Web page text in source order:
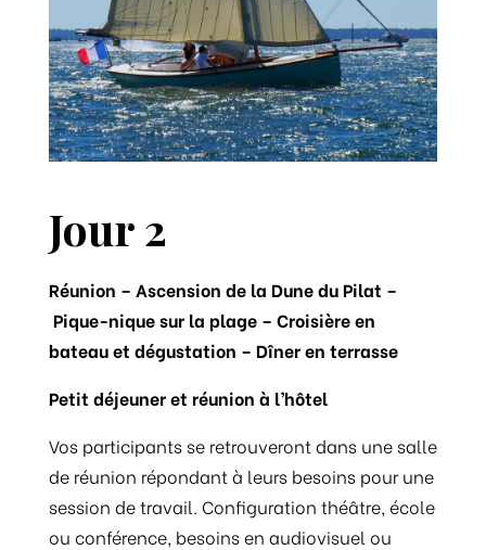
Jour 2
Réunion – Ascension de la Dune du Pilat –
Pique-nique sur la plage – Croisière en
bateau et dégustation – Dîner en terrasse
Petit déjeuner et réunion à l’hôtel
Vos participants se retrouveront dans une salle
de réunion répondant à leurs besoins pour une
session de travail. Configuration théâtre, école
ou conférence, besoins en audiovisuel ou